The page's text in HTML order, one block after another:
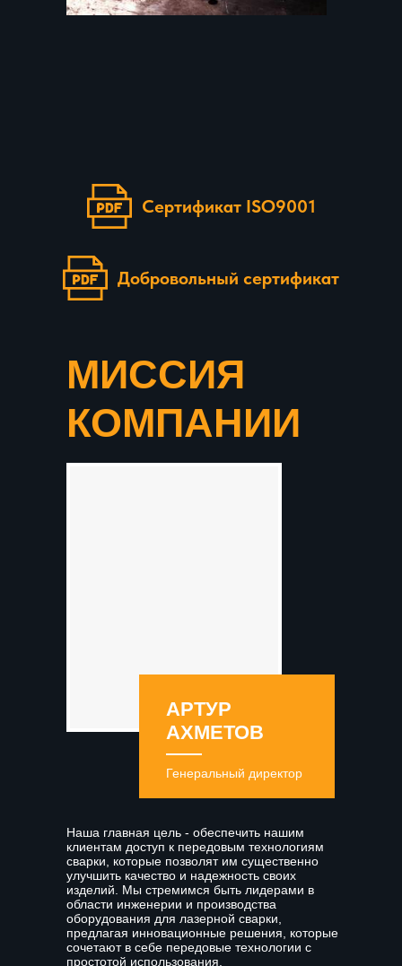
Сертификат ISO9001
Добровольный сертификат
МИССИЯ
КОМПАНИИ
Наша главная цель - обеспечить нашим
клиентам доступ к передовым технологиям
сварки, которые позволят им существенно
улучшить качество и надежность своих
изделий. Мы стремимся быть лидерами в
области инженерии и производства
оборудования для лазерной сварки,
предлагая инновационные решения, которые
сочетают в себе передовые технологии с
простотой использования.
Генеральный директор
АРТУР
АХМЕТОВ